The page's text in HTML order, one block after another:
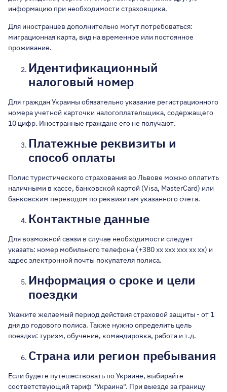
информацию при необходимости страховщика.
Для иностранцев дополнительно могут потребоваться:
миграционная карта, вид на временное или постоянное
проживание.
Идентификационный
налоговый номер
Для граждан Украины обязательно указание регистрационного
номера учетной карточки налогоплательщика, содержащего
10 цифр. Иностранные граждане его не получают.
Платежные реквизиты и
способ оплаты
Полис туристического страхования во Львове можно оплатить
наличными в кассе, банковской картой (Visa, MasterCard) или
банковским переводом по реквизитам указанного счета.
Контактные данные
Для возможной связи в случае необходимости следует
указать: номер мобильного телефона (+380 хх ххх ххх хх хх) и
адрес электронной почты покупателя полиса.
Информация о сроке и цели
поездки
Укажите желаемый период действия страховой защиты - от 1
дня до годового полиса. Также нужно определить цель
поездки: туризм, обучение, командировка, работа и т.д.
Страна или регион пребывания
Если будете путешествовать по Украине, выбирайте
соответствующий тариф "Украина". При выезде за границу